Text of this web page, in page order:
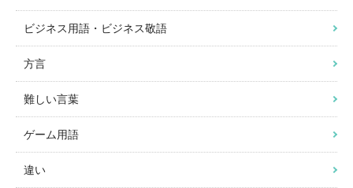
ビジネス用語・ビジネス敬語
方言
難しい言葉
ゲーム用語
違い